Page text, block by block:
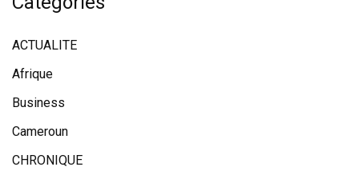
ACTUALITE
Afrique
Business
Cameroun
CHRONIQUE